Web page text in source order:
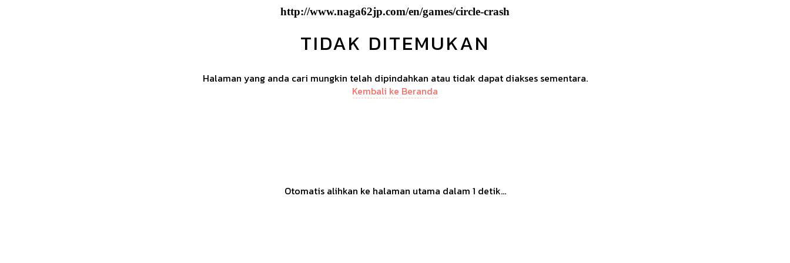
http://www.naga62jp.com/en/games/circle-crash
TIDAK DITEMUKAN
Halaman yang anda cari mungkin telah dipindahkan atau tidak dapat diakses sementara.
Kembali ke Beranda
Otomatis alihkan ke halaman utama dalam 1 detik...